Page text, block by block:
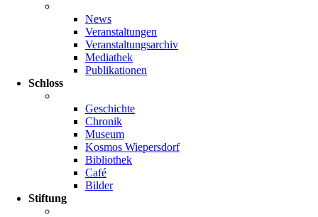
News
Veranstaltungen
Veranstaltungsarchiv
Mediathek
Publikationen
Schloss
Geschichte
Chronik
Museum
Kosmos Wiepersdorf
Bibliothek
Café
Bilder
Stiftung